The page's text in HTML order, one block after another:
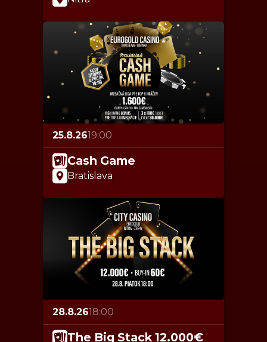
25.8.2619:00
Cash Game
Bratislava
28.8.2618:00
The Big Stack 12.000€